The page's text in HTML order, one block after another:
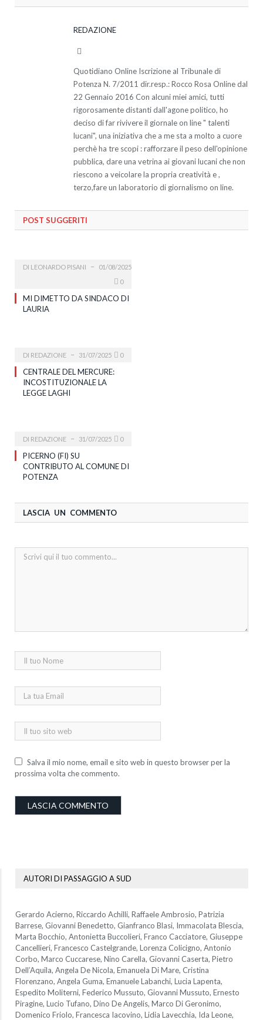
REDAZIONE
Quotidiano Online Iscrizione al Tribunale di
Potenza N. 7/2011 dir.resp.: Rocco Rosa Online dal
22 Gennaio 2016 Con alcuni miei amici, tutti
rigorosamente distanti dall'agone politico, ho
deciso di far rivivere il giornale on line " talenti
lucani", una iniziativa che a me sta a molto a cuore
perchè ha tre scopi : rafforzare il peso dell'opinione
pubblica, dare una vetrina ai giovani lucani che non
riescono a veicolare la propria creatività e ,
terzo,fare un laboratorio di giornalismo on line.
POST SUGGERITI
DI LEONARDO PISANI
01/08/2025
0
MI DIMETTO DA SINDACO DI
LAURIA
DI REDAZIONE 31/07/2025 0
CENTRALE DEL MERCURE:
INCOSTITUZIONALE LA
LEGGE LAGHI
DI REDAZIONE 31/07/2025 0
PICERNO (FI) SU
CONTRIBUTO AL COMUNE DI
POTENZA
LASCIA UN COMMENTO
Salva il mio nome, email e sito web in questo browser per la
prossima volta che commento.
AUTORI DI PASSAGGIO A SUD
Gerardo Acierno, Riccardo Achilli, Raffaele Ambrosio, Patrizia
Barrese, Giovanni Benedetto, Gianfranco Blasi, Immacolata Blescia,
Marta Bocchio, Antonietta Buccolieri, Franco Cacciatore, Giuseppe
Cancellieri, Francesco Castelgrande, Lorenza Colicigno, Antonio
Corbo, Marco Cuccarese, Nino Carella, Giovanni Caserta, Pietro
Dell’Aquila, Angela De Nicola, Emanuela Di Mare, Cristina
Florenzano, Angela Guma, Emanuele Labanchi, Lucia Lapenta,
Espedito Moliterni, Federico Mussuto, Giovanni Mussuto, Ernesto
Piragine, Lucio Tufano, Dino De Angelis, Marco Di Geronimo,
Domenico Friolo, Francesca Iacovino, Lidia Lavecchia, Ida Leone,